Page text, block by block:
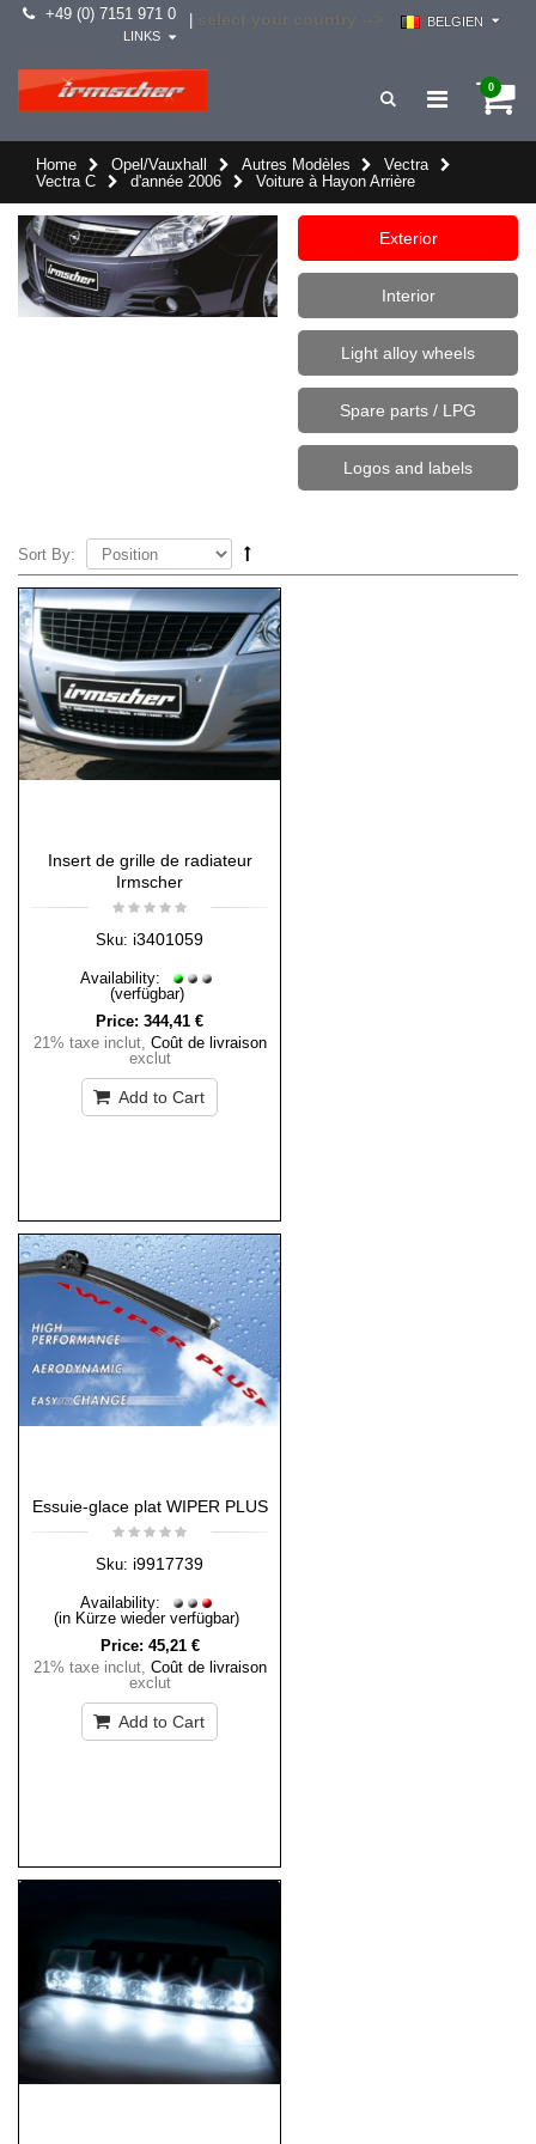
+49 (0) 7151 971 0
BELGIEN
LINKS
0
Home Opel/Vauxhall Autres Modèles
Vectra
Vectra C
d'année 2006 Voiture à Hayon Arrière
Exterior
Interior
Light alloy wheels
Spare parts / LPG
Logos and labels
Sort By:
Insert de grille de radiateur
Irmscher
Sku: i3401059
Availability:
(verfügbar)
Price: 344,41 €
21% taxe inclut, Coût de livraison
exclut
Add to Cart
Essuie-glace plat WIPER PLUS
Sku: i9917739
Availability:
(in Kürze wieder verfügbar)
Price: 45,21 €
21% taxe inclut, Coût de livraison
exclut
Add to Cart